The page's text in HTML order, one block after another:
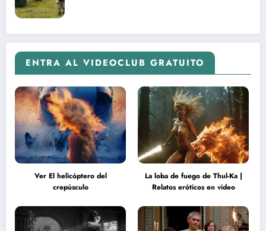
ENTRA AL VIDEOCLUB GRATUITO
Ver El helicóptero del
crepúsculo
La loba de fuego de Thul-Ka |
Relatos eróticos en video